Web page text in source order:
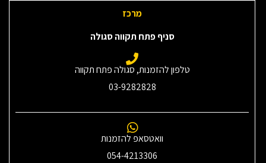
מרכז
סניף פתח תקווה סגולה
טלפון להזמנות, סגולה פתח תקווה
03-9282828
וואטסאפ להזמנות
054-4213306